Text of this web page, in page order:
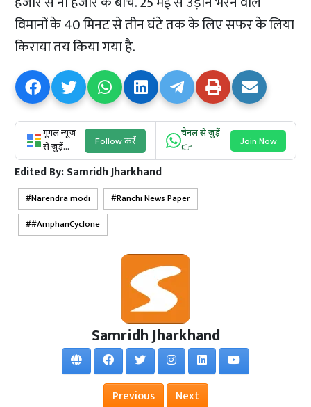
विमानों के 40 मिनट से तीन घंटे तक के लिए सफर के लिया
किराया तय किया गया है.
गूगल न्यूज
से जुड़ें...
Follow करें
चैनल से जुड़ें
👉
Join Now
Edited By:Samridh Jharkhand
Narendra modi
Ranchi News Paper
#AmphanCyclone
Samridh Jharkhand
Previous Next